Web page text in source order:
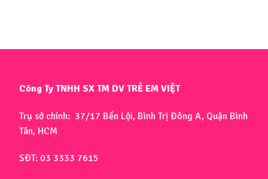
Công Ty TNHH SX TM DV TRẺ EM VIỆT
Trụ sở chính: 37/17 Bến Lội, Bình Trị Đông A, Quận Bình
Tân, HCM
SĐT: 03 3333 7615